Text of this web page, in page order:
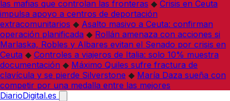
las mafias que controlan las fronteras ◆ Crisis en Ceuta
impulsa apoyo a centros de deportación
extracomunitarios ◆ Asalto masivo a Ceuta: confirman
operación planificada ◆ Rollán amenaza con acciones si
Marlaska, Robles y Albares evitan el Senado por crisis en
Ceuta ◆ Controles a viajeros de Italia: solo 10% muestra
documentación ◆ Máximo Quiles sufre fractura de
clavícula y se pierde Silverstone ◆ María Daza sueña con
competir por una medalla entre las mejores
DiarioDigital.es